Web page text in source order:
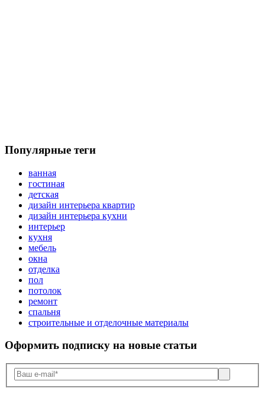
Популярные теги
ванная
гостиная
детская
дизайн интерьера квартир
дизайн интерьера кухни
интерьер
кухня
мебель
окна
отделка
пол
потолок
ремонт
спальня
строительные и отделочные материалы
Оформить подписку на новые статьи